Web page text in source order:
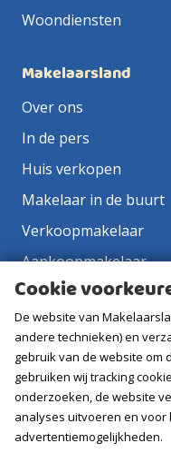
Woondiensten
Makelaarsland
Over ons
In de pers
Huis verkopen
Makelaar in de buurt
Verkoopmakelaar
Aankoopmakelaar
Contact
Vacatures
Volg ons
Cookie
De website van
andere technieken) en
gebruik van de website om
gebruiken wij tracking
onderzoeken, de website
analyses uitvoeren en voor
advertentiemogelijkheden.